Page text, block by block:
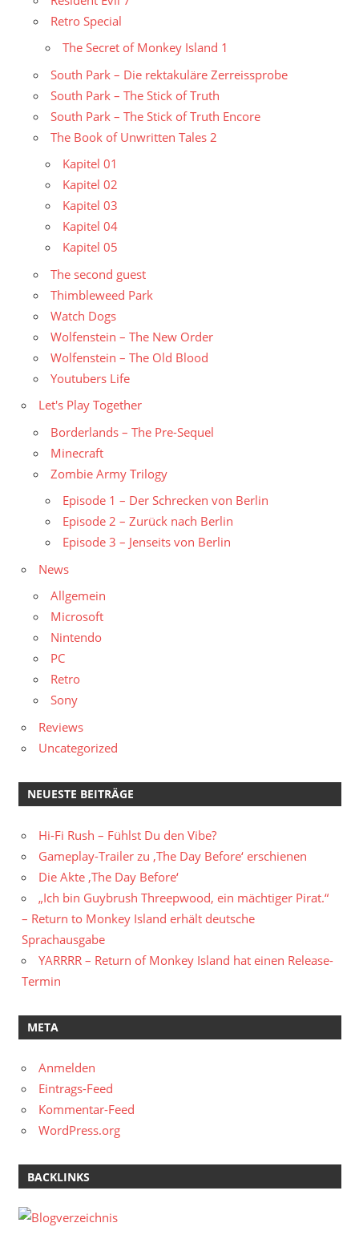
Retro Special
The Secret of Monkey Island 1
South Park – Die rektakuläre Zerreissprobe
South Park – The Stick of Truth
South Park – The Stick of Truth Encore
The Book of Unwritten Tales 2
Kapitel 01
Kapitel 02
Kapitel 03
Kapitel 04
Kapitel 05
The second guest
Thimbleweed Park
Watch Dogs
Wolfenstein – The New Order
Wolfenstein – The Old Blood
Youtubers Life
Let's Play Together
Borderlands – The Pre-Sequel
Minecraft
Zombie Army Trilogy
Episode 1 – Der Schrecken von Berlin
Episode 2 – Zurück nach Berlin
Episode 3 – Jenseits von Berlin
News
Allgemein
Microsoft
Nintendo
PC
Retro
Sony
Reviews
Uncategorized
NEUESTE BEITRÄGE
Hi-Fi Rush – Fühlst Du den Vibe?
Gameplay-Trailer zu ‚The Day Before‘ erschienen
Die Akte ‚The Day Before‘
„Ich bin Guybrush Threepwood, ein mächtiger Pirat.“
– Return to Monkey Island erhält deutsche
Sprachausgabe
YARRRR – Return of Monkey Island hat einen Release-
Termin
META
Anmelden
Eintrags-Feed
Kommentar-Feed
WordPress.org
BACKLINKS